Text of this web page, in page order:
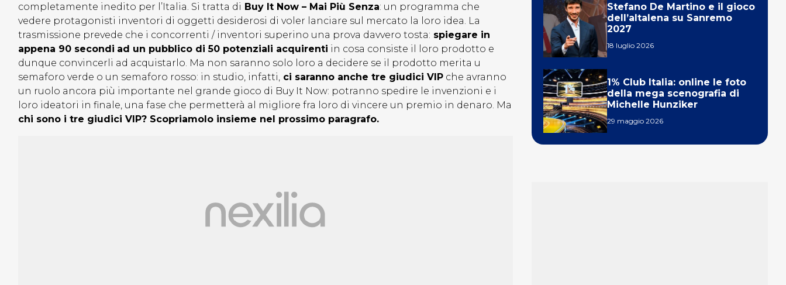
completamente inedito per l’Italia. Si tratta di Buy It Now – Mai Più Senza: un programma che
vedere protagonisti inventori di oggetti desiderosi di voler lanciare sul mercato la loro idea. La
trasmissione prevede che i concorrenti / inventori superino una prova davvero tosta: spiegare in
appena 90 secondi ad un pubblico di 50 potenziali acquirenti in cosa consiste il loro prodotto e
dunque convincerli ad acquistarlo. Ma non saranno solo loro a decidere se il prodotto merita u
semaforo verde o un semaforo rosso: in studio, infatti, ci saranno anche tre giudici VIP che avranno
un ruolo ancora più importante nel grande gioco di Buy It Now: potranno spedire le invenzioni e i
loro ideatori in finale, una fase che permetterà al migliore fra loro di vincere un premio in denaro. Ma
chi sono i tre giudici VIP? Scopriamolo insieme nel prossimo paragrafo.
Stefano De Martino e il gioco
dell’altalena su Sanremo
2027
18 luglio 2026
1% Club Italia: online le foto
della mega scenografia di
Michelle Hunziker
29 maggio 2026